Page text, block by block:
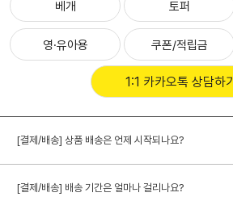
베개 토퍼
영·유아용 쿠폰/적립금
1:1 카카오톡 상담하기
[결제/배송] 상품 배송은 언제 시작되나요?
[결제/배송] 배송 기간은 얼마나 걸리나요?